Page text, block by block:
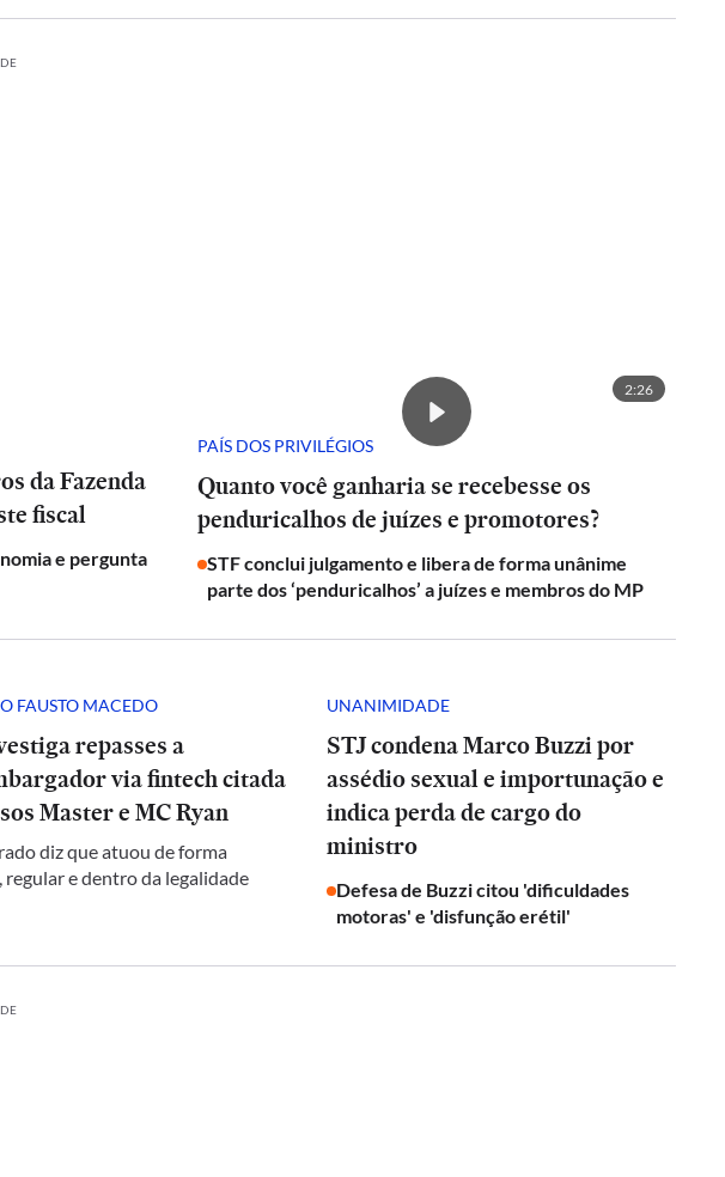
da Fazenda
fiscal
e pergunta
2:26
PAÍS DOS PRIVILÉGIOS
Quanto você ganharia se recebesse os
penduricalhos de juízes e promotores?
STF conclui julgamento e libera de forma unânime
parte dos ‘penduricalhos’ a juízes e membros do MP
FAUSTO MACEDO
repasses a
via fintech citada
Master e MC Ryan
diz que atuou de forma
regular e dentro da legalidade
UNANIMIDADE
STJ condena Marco Buzzi por
assédio sexual e importunação e
indica perda de cargo do
ministro
Defesa de Buzzi citou 'dificuldades
motoras' e 'disfunção erétil'